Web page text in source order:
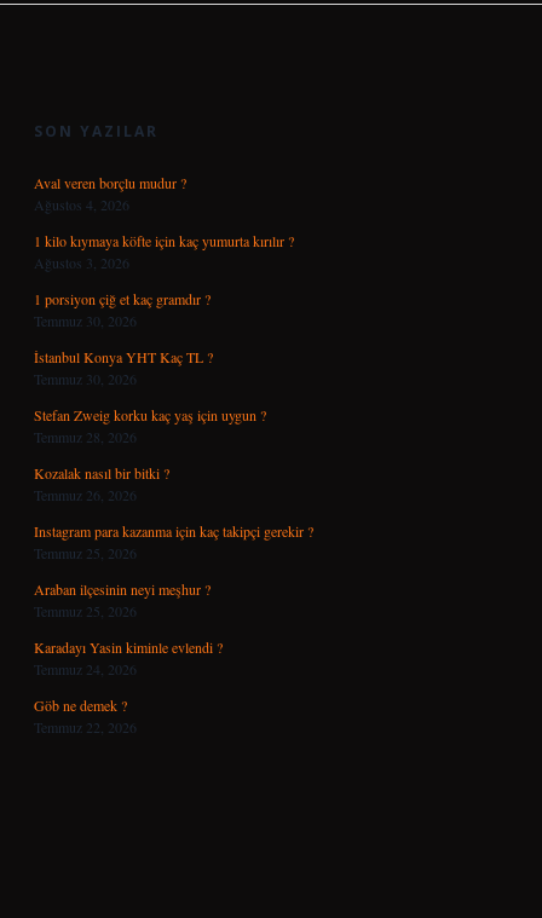
SON YAZILAR
Aval veren borçlu mudur ?
Ağustos 4, 2026
1 kilo kıymaya köfte için kaç yumurta kırılır ?
Ağustos 3, 2026
1 porsiyon çiğ et kaç gramdır ?
Temmuz 30, 2026
İstanbul Konya YHT Kaç TL ?
Temmuz 30, 2026
Stefan Zweig korku kaç yaş için uygun ?
Temmuz 28, 2026
Kozalak nasıl bir bitki ?
Temmuz 26, 2026
Instagram para kazanma için kaç takipçi gerekir ?
Temmuz 25, 2026
Araban ilçesinin neyi meşhur ?
Temmuz 25, 2026
Karadayı Yasin kiminle evlendi ?
Temmuz 24, 2026
Göb ne demek ?
Temmuz 22, 2026